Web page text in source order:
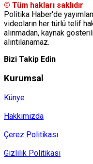
© Tüm hakları saklıdır
Politika Haber'de
videoların her türlü telif
alınmadan, kaynak
alıntılanamaz.
Bizi Takip Edin
Kurumsal
Künye
Hakkımızda
Çerez Politikası
Gizlilik Politikası